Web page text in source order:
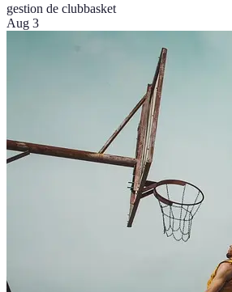
gestion de clubbasket
Aug 3